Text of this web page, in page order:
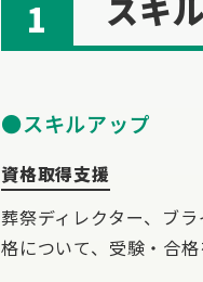
1
スキルアップ
資格取得支援
葬祭ディレクター、ブ
格について、受験・合格